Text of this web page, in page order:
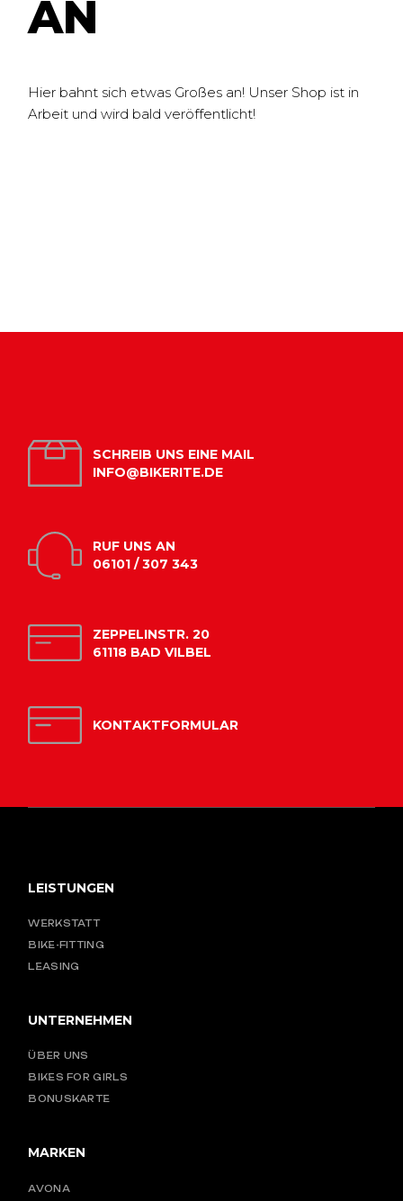
N
Hier bahnt sich etwas Großes an! Unser Shop ist in
Arbeit und wird bald veröffentlicht!
SCHREIB UNS EINE MAIL
INFO@BIKERITE.DE
RUF UNS AN
06101 / 307 343
ZEPPELINSTR. 20
61118 BAD VILBEL
KONTAKTFORMULAR
LEISTUNGEN
WERKSTATT
BIKE-FITTING
LEASING
UNTERNEHMEN
ÜBER UNS
BIKES FOR GIRLS
BONUSKARTE
MARKEN
AVONA